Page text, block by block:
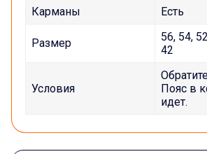
Карманы
Есть
Размер
56, 54,
42
Условия
Пояс в
идет.